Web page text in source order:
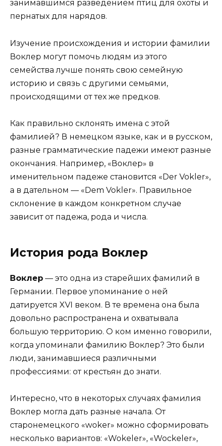
занимавшимся разведением птиц для охоты и
пернатых для нарядов.
Изучение происхождения и истории фамилии
Воклер могут помочь людям из этого
семейства лучше понять свою семейную
историю и связь с другими семьями,
происходящими от тех же предков.
Как правильно склонять имена с этой
фамилией? В немецком языке, как и в русском,
разные грамматические падежи имеют разные
окончания. Например, «Воклер» в
именительном падеже становится «Der Vokler»,
а в дательном — «Dem Vokler». Правильное
склонение в каждом конкретном случае
зависит от падежа, рода и числа.
История рода Воклер
Воклер — это одна из старейших фамилий в
Германии. Первое упоминание о ней
датируется XVI веком. В те времена она была
довольно распространена и охватывала
большую территорию. О ком именно говорили,
когда упоминали фамилию Воклер? Это были
люди, занимавшиеся различными
профессиями: от крестьян до знати.
Интересно, что в некоторых случаях фамилия
Воклер могла дать разные начала. От
старонемецкого «woker» можно сформировать
несколько вариантов: «Wokeler», «Wockeler»,